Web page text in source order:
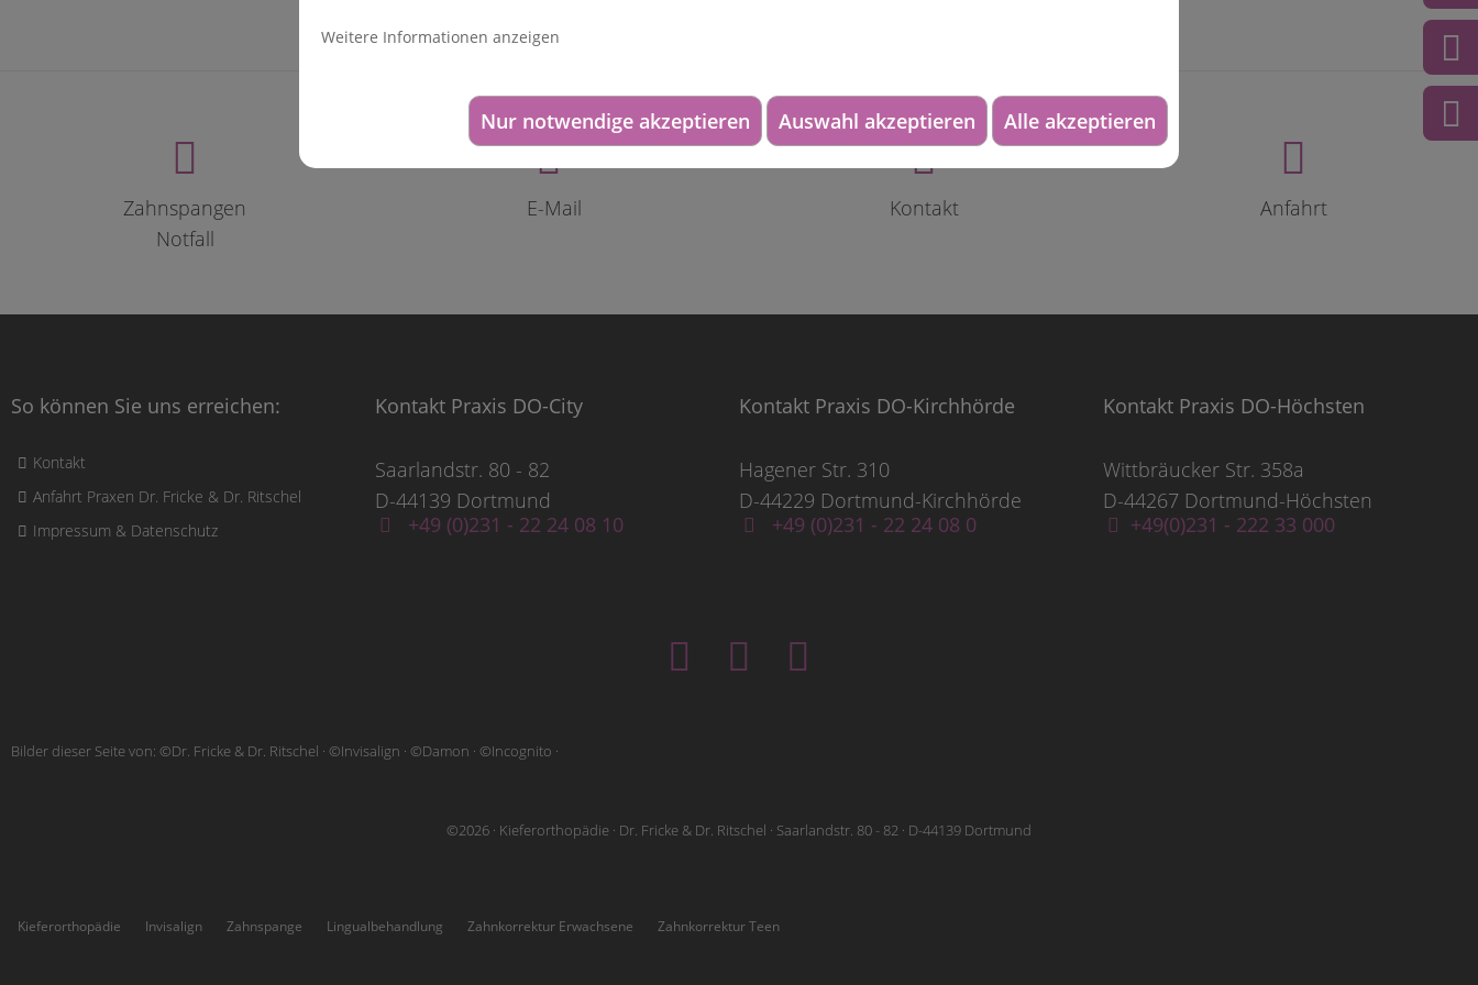
Weitere Informationen anzeigen
Nur notwendige akzeptieren Auswahl akzeptieren Alle akzeptieren
Zahnspangen
Notfall
E-Mail Kontakt Anfahrt
So können Sie uns erreichen:
Kontakt
Anfahrt Praxen Dr. Fricke & Dr. Ritschel
Impressum & Datenschutz
Kontakt Praxis DO-City
Saarlandstr. 80 - 82
D-44139 Dortmund
+49 (0)231 - 22 24 08 10
Kontakt Praxis DO-Kirchhörde
Hagener Str. 310
D-44229 Dortmund-Kirchhörde
+49 (0)231 - 22 24 08 0
Kontakt Praxis DO-Höchsten
Wittbräucker Str. 358a
D-44267 Dortmund-Höchsten
+49(0)231 - 222 33 000
Bilder dieser Seite von: ©Dr. Fricke & Dr. Ritschel · ©Invisalign · ©Damon · ©Incognito ·
©2026 · Kieferorthopädie · Dr. Fricke & Dr. Ritschel · Saarlandstr. 80 - 82 · D-44139 Dortmund
Kieferorthopädie Invisalign Zahnspange Lingualbehandlung Zahnkorrektur Erwachsene Zahnkorrektur Teen